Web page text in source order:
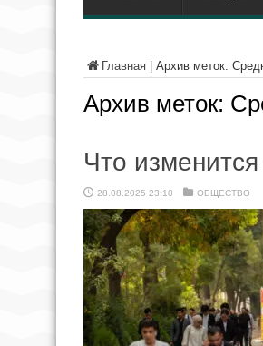
Главная Архив меток:
Архив меток:
Что
28.08.2025 23:10 ОБЩЕСТВО